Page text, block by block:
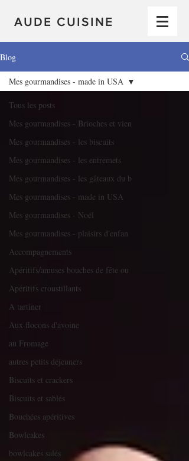
AUDE CUISINE
Blog
Tous les posts
Mes gourmandises - Brioches et vien
Mes gourmandises - les biscuits
Mes gourmandises - les entremets
Mes gourmandises - les gâteaux du b
Mes gourmandises - made in USA
Mes gourmandises - Noël
Mes gourmandises - plaisirs d'enfan
Accompagnements
Apéritifs/amuses bouches de fête ou
Apéritifs croustillants
A tartiner
Aux flocons d'avoine
au Fromage
autres petits déjeuners
Biscuits et crackers
Biscuits et sablés
Bouchées apéritives
Bowlcakes
bowlcakes salés
Mes gourmandises - made in USA